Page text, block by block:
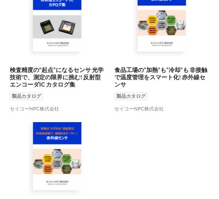
検査精度の“起点”になるセンサ 光学
技術で、測定の限界に挑む! 反射型
エンコーダIC カタログ集
製品カタログ
セイコーNPC株式会社
食品工場の“加熱”も“冷却”も 非接触
で温度管理をスマート化! 赤外線セ
ンサ
製品カタログ
セイコーNPC株式会社